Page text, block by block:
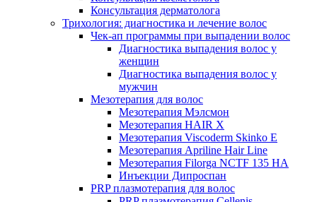
Консультация дерматолога
Трихология: диагностика и лечение волос
Чек-ап программы при выпадении волос
Диагностика выпадения волос у
женщин
Диагностика выпадения волос у
мужчин
Мезотерапия для волос
Мезотерапия Мэлсмон
Мезотерапия HAIR X
Мезотерапия Viscoderm Skinko E
Мезотерапия Apriline Hair Line
Мезотерапия Filorga NCTF 135 HA
Инъекции Дипроспан
PRP плазмотерапия для волос